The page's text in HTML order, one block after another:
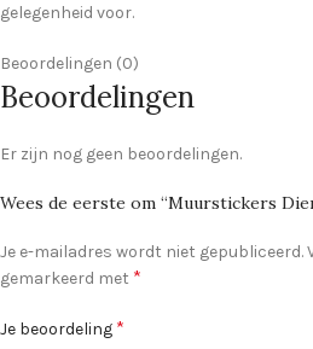
gelegenheid voor.
Beoordelingen (0)
Beoordelingen
Er zijn nog geen beoordelingen.
Wees de eerste om “Muurstickers
Je e-mailadres wordt niet gepubliceerd.
gemarkeerd met *
Je beoordeling *